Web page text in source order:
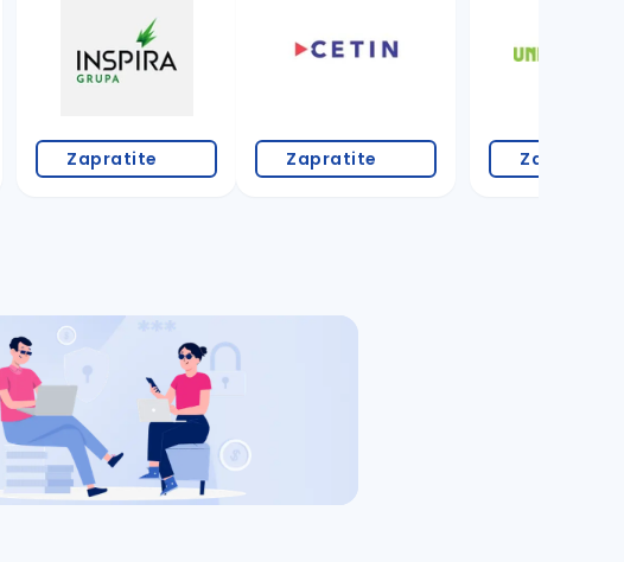
Zapratite Zapratite Zapratite